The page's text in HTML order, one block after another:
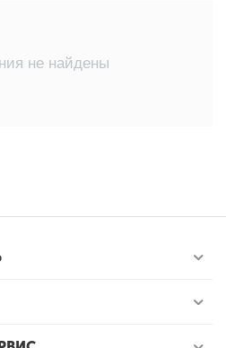
не найдены